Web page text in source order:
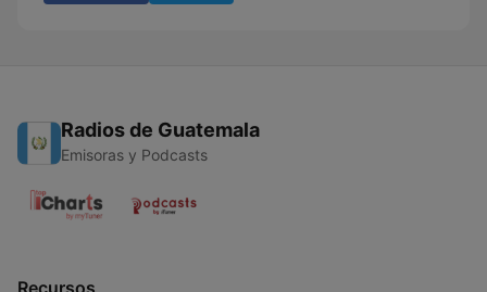
Radios de Guatemala
Emisoras y Podcasts
Recursos